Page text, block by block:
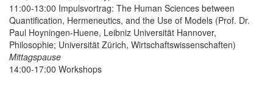
11:00-13:00 Impulsvortrag: The Human Sciences between
Quantification, Hermeneutics, and the Use of Models (Prof. Dr.
Paul Hoyningen-Huene, Leibniz Universität Hannover,
Philosophie; Universität Zürich, Wirtschaftswissenschaften)
Mittagspause
14:00-17:00 Workshops